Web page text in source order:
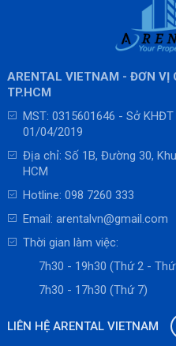
ARENTAL VIETNAM - ĐƠN VỊ
TP.HCM
MST: 0315601646 - Sở
01/04/2019
Địa chỉ: Số 1B, Đường 30,
HCM
Hotline: 098 7260 333
Email: arentalvn@gmail.com
Thời gian làm việc:
7h30 - 19h30 (Thứ 2 - Thứ
7h30 - 17h30 (Thứ 7)
LIÊN HỆ ARENTAL VIETNAM